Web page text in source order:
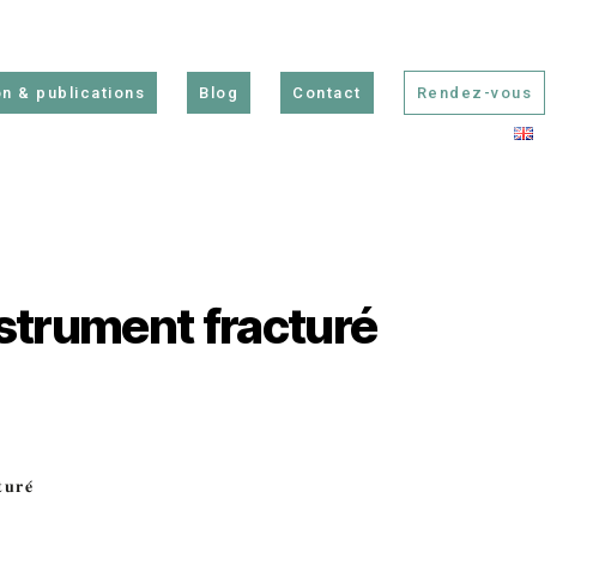
& publications Blog Contact Rendez-vous
fracturé